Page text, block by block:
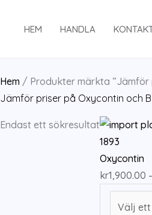
HEM HANDLA
Hem / Produkter märkta ”Jämför
Jämför priser på Oxycontin och
Endast ett sökresultat
Oxycontin
kr1,900.00